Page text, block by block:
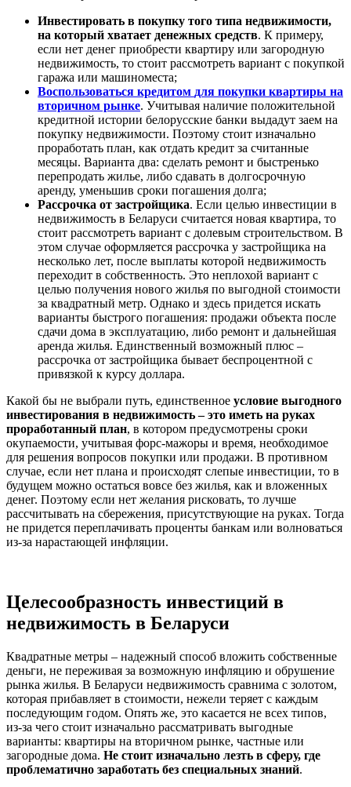
Инвестировать в покупку того типа недвижимости,
на который хватает денежных средств. К примеру,
если нет денег приобрести квартиру или загородную
недвижимость, то стоит рассмотреть вариант с покупкой
гаража или машиноместа;
Воспользоваться кредитом для покупки квартиры на
вторичном рынке. Учитывая наличие положительной
кредитной истории белорусские банки выдадут заем на
покупку недвижимости. Поэтому стоит изначально
проработать план, как отдать кредит за считанные
месяцы. Варианта два: сделать ремонт и быстренько
перепродать жилье, либо сдавать в долгосрочную
аренду, уменьшив сроки погашения долга;
Рассрочка от застройщика. Если целью инвестиции в
недвижимость в Беларуси считается новая квартира, то
стоит рассмотреть вариант с долевым строительством. В
этом случае оформляется рассрочка у застройщика на
несколько лет, после выплаты которой недвижимость
переходит в собственность. Это неплохой вариант с
целью получения нового жилья по выгодной стоимости
за квадратный метр. Однако и здесь придется искать
варианты быстрого погашения: продажи объекта после
сдачи дома в эксплуатацию, либо ремонт и дальнейшая
аренда жилья. Единственный возможный плюс –
рассрочка от застройщика бывает беспроцентной с
привязкой к курсу доллара.
Какой бы не выбрали путь, единственное условие выгодного
инвестирования в недвижимость – это иметь на руках
проработанный план, в котором предусмотрены сроки
окупаемости, учитывая форс-мажоры и время, необходимое
для решения вопросов покупки или продажи. В противном
случае, если нет плана и происходят слепые инвестиции, то в
будущем можно остаться вовсе без жилья, как и вложенных
денег. Поэтому если нет желания рисковать, то лучше
рассчитывать на сбережения, присутствующие на руках. Тогда
не придется переплачивать проценты банкам или волноваться
из-за нарастающей инфляции.
Целесообразность инвестиций в
недвижимость в Беларуси
Квадратные метры – надежный способ вложить собственные
деньги, не переживая за возможную инфляцию и обрушение
рынка жилья. В Беларуси недвижимость сравнима с золотом,
которая прибавляет в стоимости, нежели теряет с каждым
последующим годом. Опять же, это касается не всех типов,
из-за чего стоит изначально рассматривать выгодные
варианты: квартиры на вторичном рынке, частные или
загородные дома. Не стоит изначально лезть в сферу, где
проблематично заработать без специальных знаний.